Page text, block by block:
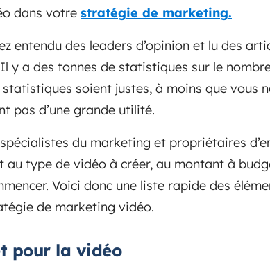
dans votre stratégie de marketing.
entendu des leaders d’opinion et lu des
y a des tonnes de statistiques sur le
soient justes, à moins que vous
pas d’une grande utilité.
du marketing et propriétaires
au type de vidéo à créer, au montant à
Voici donc une liste rapide des
de marketing vidéo.
pour la vidéo